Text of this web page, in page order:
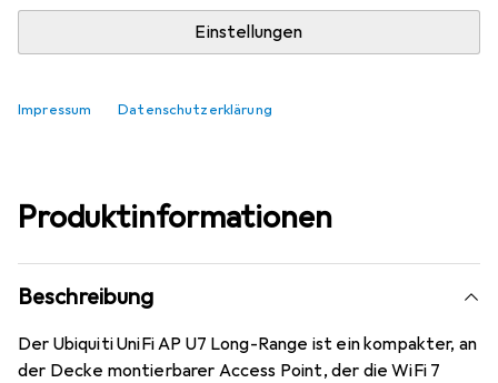
Einstellungen
Impressum Datenschutzerklärung
Produktinformationen
Beschreibung
Der Ubiquiti UniFi AP U7 Long-Range ist ein kompakter, an
der Decke montierbarer Access Point, der die WiFi 7